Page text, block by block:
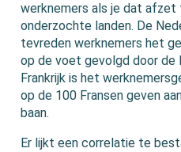
werknemers als je dat afzet
onderzochte landen. De
tevreden werknemers het
op de voet gevolgd door de
Frankrijk is het
op de 100 Fransen geven
baan.
Er lijkt een correlatie te